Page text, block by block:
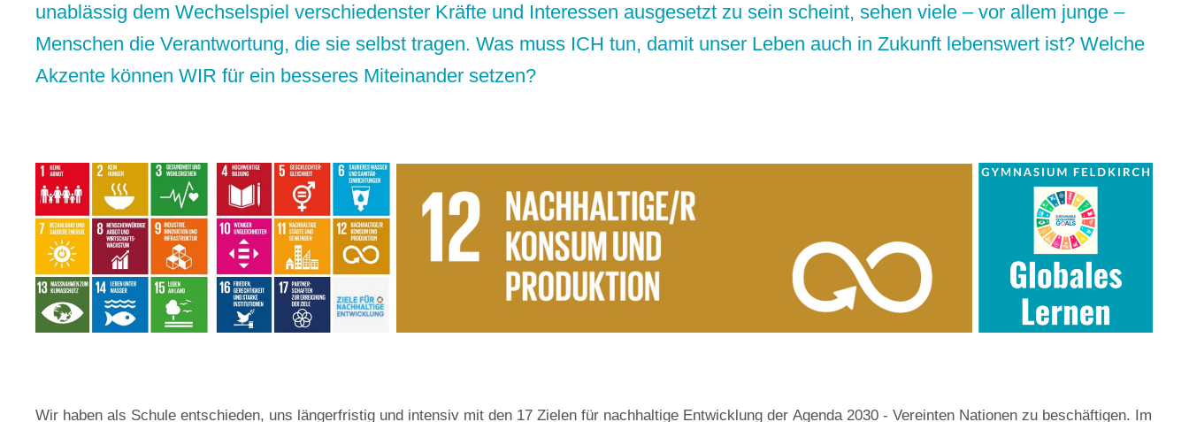
unablässig dem Wechselspiel verschiedenster Kräfte und Interessen ausgesetzt zu sein scheint, sehen viele – vor allem junge –
Menschen die Verantwortung, die sie selbst tragen. Was muss ICH tun, damit unser Leben auch in Zukunft lebenswert ist? Welche
Akzente können WIR für ein besseres Miteinander setzen?
Wir haben als Schule entschieden, uns längerfristig und intensiv mit den 17 Zielen für nachhaltige Entwicklung der Agenda 2030 - Vereinten Nationen zu beschäftigen. Im